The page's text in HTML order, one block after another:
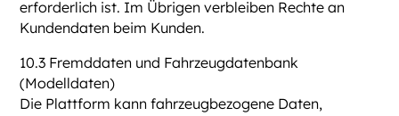
erforderlich ist. Im Übrigen verbleiben Rechte an
Kundendaten beim Kunden.
10.3 Fremddaten und Fahrzeugdatenbank
(Modelldaten)
Die Plattform kann fahrzeugbezogene Daten,